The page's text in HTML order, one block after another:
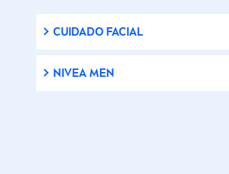
CUIDADO FACIAL
NIVEA MEN